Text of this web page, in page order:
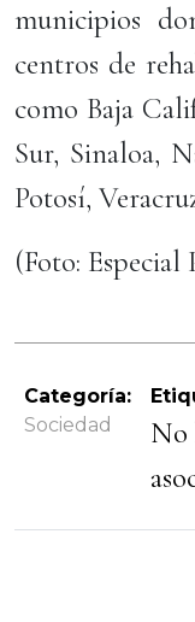
municipios
centros de
como Baja
Sur, Sinaloa,
Potosí,
(Foto: Especial
Categoría:
Sociedad
No